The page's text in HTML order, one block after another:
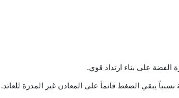
الفضة على بناء ارتداد قوي.
نسبياً يبقي الضغط قائماً على المعادن غير المدرة للعائد.